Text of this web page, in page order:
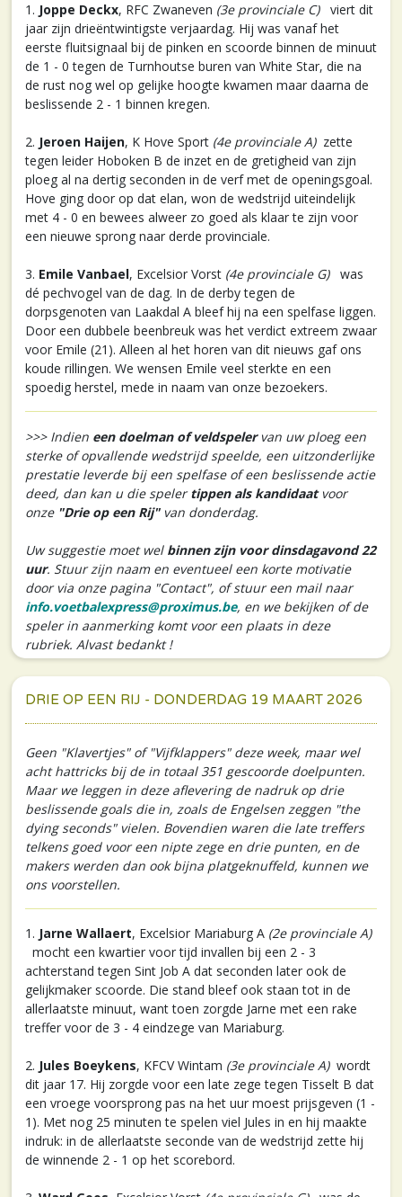
1. Joppe Deckx, RFC Zwaneven (3e provinciale C)viert dit
jaar zijn drieëntwintigste verjaardag. Hij was vanaf het
eerste fluitsignaal bij de pinken en scoorde binnen de minuut
de 1 - 0 tegen de Turnhoutse buren van White Star, die na
de rust nog wel op gelijke hoogte kwamen maar daarna de
beslissende 2 - 1 binnen kregen.
2. Jeroen Haijen, K Hove Sport (4e provinciale A)zette
tegen leider Hoboken B de inzet en de gretigheid van zijn
ploeg al na dertig seconden in de verf met de openingsgoal.
Hove ging door op dat elan, won de wedstrijd uiteindelijk
met 4 - 0 en bewees alweer zo goed als klaar te zijn voor
een nieuwe sprong naar derde provinciale.
3. Emile Vanbael, Excelsior Vorst (4e provinciale G)was
dé pechvogel van de dag. In de derby tegen de
dorpsgenoten van Laakdal A bleef hij na een spelfase liggen.
Door een dubbele beenbreuk was het verdict extreem zwaar
voor Emile (21). Alleen al het horen van dit nieuws gaf ons
koude rillingen. We wensen Emile veel sterkte en een
spoedig herstel, mede in naam van onze bezoekers.
>>> Indien een doelman of veldspelervan uw ploeg een
sterke of opvallende wedstrijd speelde, een uitzonderlijke
prestatie leverde bij een spelfase of een beslissende actie
deed, dan kan u die spelertippen als kandidaatvoor
onze "Drie op een Rij"van donderdag.
Uw suggestie moet wel binnen zijn voor dinsdagavond 22
uur. Stuur zijn naam en eventueel een korte motivatie
door via onze pagina "Contact", of stuur een mail naar
info.voetbalexpress@proximus.be, en we bekijken of de
speler in aanmerking komt voor een plaats in deze
rubriek. Alvast bedankt !
DRIE OP EEN RIJ - DONDERDAG 19 MAART 2026
Geen "Klavertjes" of "Vijfklappers" deze week, maar wel
acht hattricks bij de in totaal 351 gescoorde doelpunten.
Maar we leggen in deze aflevering de nadruk op drie
beslissende goals die in, zoals de Engelsen zeggen "the
dying seconds" vielen. Bovendien waren die late treffers
telkens goed voor een nipte zege en drie punten, en de
makers werden dan ook bijna platgeknuffeld, kunnen we
ons voorstellen.
1. Jarne Wallaert, Excelsior Mariaburg A (2e provinciale A)
mocht een kwartier voor tijd invallen bij een 2 - 3
achterstand tegen Sint Job A dat seconden later ook de
gelijkmaker scoorde. Die stand bleef ook staan tot in de
allerlaatste minuut, want toen zorgde Jarne met een rake
treffer voor de 3 - 4 eindzege van Mariaburg.
2. Jules Boeykens, KFCV Wintam (3e provinciale A)wordt
dit jaar 17. Hij zorgde voor een late zege tegen Tisselt B dat
een vroege voorsprong pas na het uur moest prijsgeven (1 -
1). Met nog 25 minuten te spelen viel Jules in en hij maakte
indruk: in de allerlaatste seconde van de wedstrijd zette hij
de winnende 2 - 1 op het scorebord.